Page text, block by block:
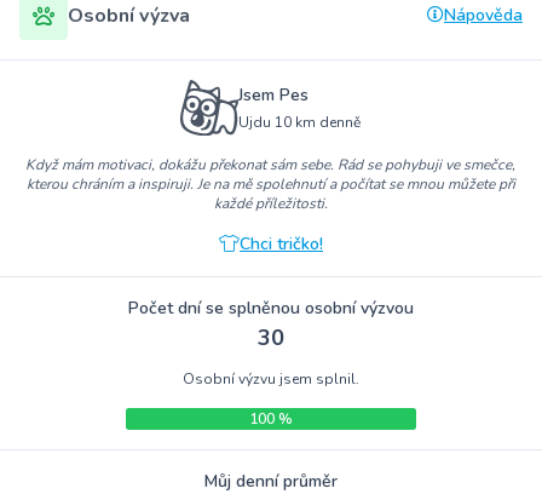
Osobní výzva Nápověda
Jsem Pes
Ujdu 10 km denně
Když mám motivaci, dokážu překonat sám sebe. Rád se pohybuji ve smečce,
kterou chráním a inspiruji. Je na mě spolehnutí a počítat se mnou můžete při
každé příležitosti.
Chci tričko!
Počet dní se splněnou osobní výzvou
30
Osobní výzvu jsem splnil.
100 %
Můj denní průměr